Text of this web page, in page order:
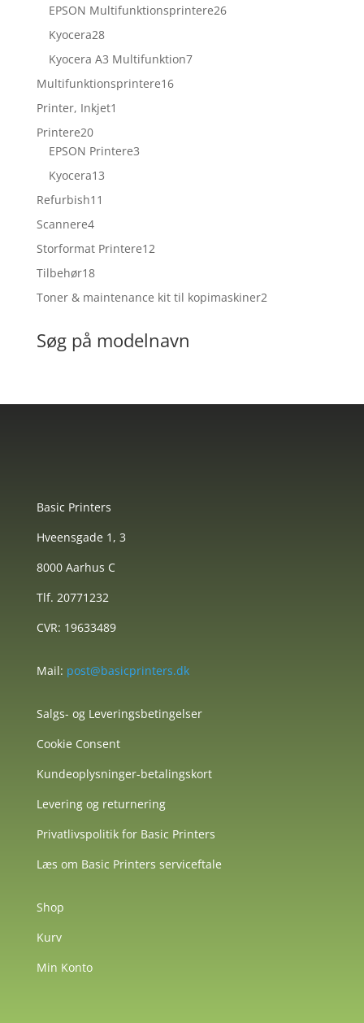
varer
EPSON Multifunktionsprintere2626
Kyocera2828
varer
Kyocera A3 Multifunktion77
Multifunktionsprintere1616
Printer, Inkjet1
Printere2020
varer
EPSON Printere33
Kyocera1313
Refurbish11
Scannere44
varer
Storformat Printere1212
Tilbehør1818
varer
Toner & maintenance kit til kopimaskiner22
Søg på modelnavn
Basic Printers
Hveensgade 1, 3
8000 Aarhus C
Tlf. 20771232
CVR: 19633489
Mail: post@basicprinters.dk
Salgs- og Leveringsbetingelser
Cookie Consent
Kundeoplysninger-betalingskort
Levering og returnering
Privatlivspolitik for Basic Printers
Læs om Basic Printers serviceftale
Shop
Kurv
Min Konto